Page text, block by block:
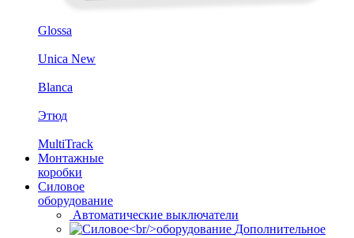
Glossa
Unica New
Blanca
Этюд
MultiTrack
Монтажные
коробки
Силовое
оборудование
Автоматические выключатели
Дополнительное